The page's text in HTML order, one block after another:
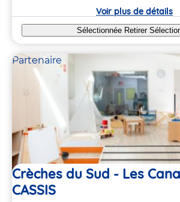
Voir plus de détails
Sélectionnée Retirer
Partenaire
Crèches du Sud - Les
CASSIS